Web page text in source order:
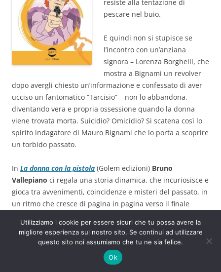
resiste alla tentazione di
pescare nel buio.
E quindi non si stupisce se
l’incontro con un’anziana
signora – Lorenza Borghelli, che
mostra a Bignami un revolver
dopo avergli chiesto un’informazione e confessato di aver
ucciso un fantomatico “Tarcisio” – non lo abbandona,
diventando vera e propria ossessione quando la donna
viene trovata morta. Suicidio? Omicidio? Si scatena così lo
spirito indagatore di Mauro Bignami che lo porta a scoprire
un torbido passato.
In La donna con la pistola (Golem edizioni) Bruno
Vallepiano ci regala una storia dinamica, che incuriosisce e
gioca tra avvenimenti, coincidenze e misteri del passato, in
un ritmo che cresce di pagina in pagina verso il finale
di malagiustizia che, a partire dal mistero da risolvere, si
dipana attraverso sorprendenti colpi di scena.
Utilizziamo i cookie per essere sicuri che tu possa avere la
migliore esperienza sul nostro sito. Se continui ad utilizzare
questo sito noi assumiamo che tu ne sia felice.
Ok